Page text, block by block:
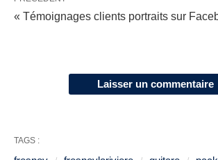
« Témoignages clients portraits sur
Laisser un commentaire
TAGS :